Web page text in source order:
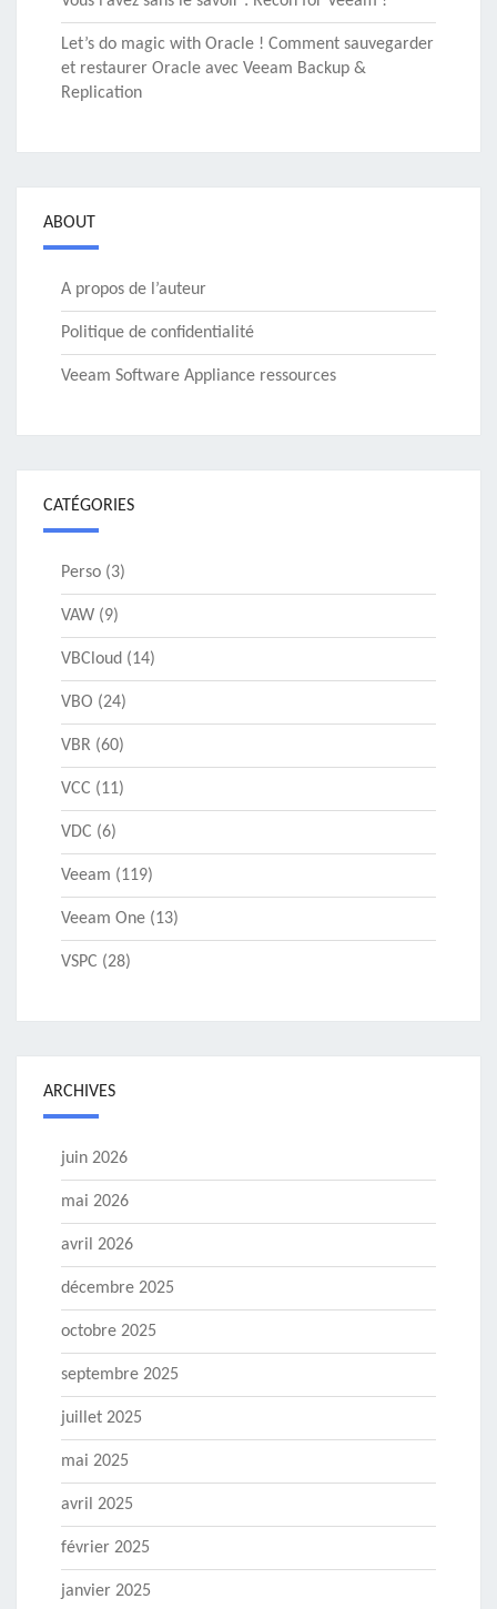
Let’s do magic with Oracle ! Comment sauvegarder
et restaurer Oracle avec Veeam Backup &
Replication
ABOUT
A propos de l’auteur
Politique de confidentialité
Veeam Software Appliance ressources
CATÉGORIES
Perso (3)
VAW (9)
VBCloud (14)
VBO (24)
VBR (60)
VCC (11)
VDC (6)
Veeam (119)
Veeam One (13)
VSPC (28)
ARCHIVES
juin 2026
mai 2026
avril 2026
décembre 2025
octobre 2025
septembre 2025
juillet 2025
mai 2025
avril 2025
février 2025
janvier 2025